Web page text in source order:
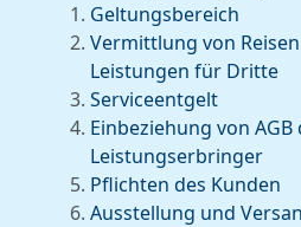
Geltungsbereich
Vermittlung von
Leistungen für Dritte
Serviceentgelt
Einbeziehung von
Leistungserbringer
Pflichten des Kunden
Ausstellung und